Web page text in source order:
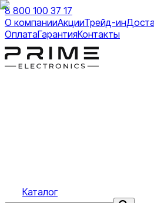
8 800 100 37 17
О компанииАкцииТрейд-ин
ОплатаГарантияКонтакты
Каталог